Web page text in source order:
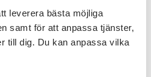
leverera bästa möjliga
samt för att anpassa tjänster,
till dig. Du kan anpassa vilka
ingår i kursavgiften. Anmäl
i förväg.